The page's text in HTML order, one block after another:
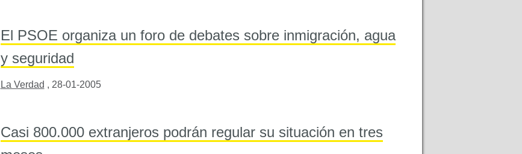
El PSOE organiza un foro de debates sobre inmigración, agua
y seguridad
La Verdad , 28-01-2005
Casi 800.000 extranjeros podrán regular su situación en tres